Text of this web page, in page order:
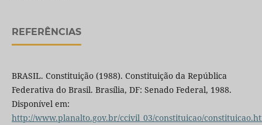
REFERÊNCIAS
BRASIL. Constituição (1988). Constituição da República
Federativa do Brasil. Brasília, DF: Senado Federal, 1988.
Disponível em:
http://www.planalto.gov.br/ccivil_03/constituicao/